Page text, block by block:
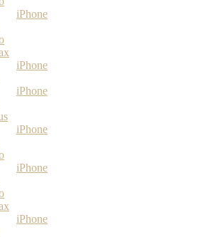
iPhone
iPhone
iPhone
iPhone
iPhone
iPhone